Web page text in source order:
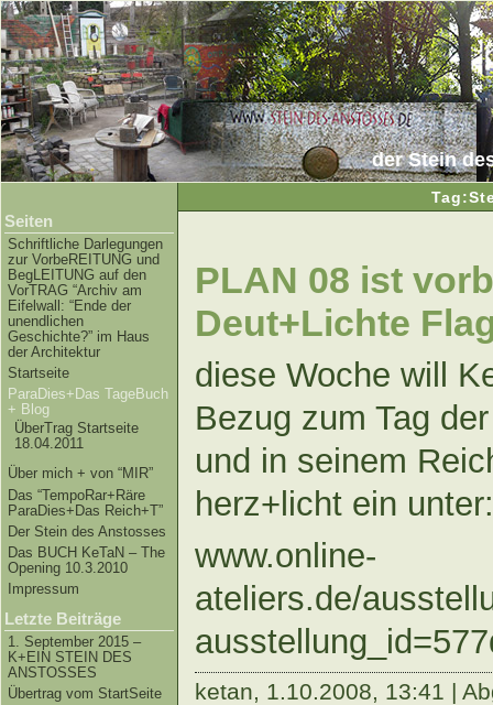
der Stein
Seiten
Schriftliche Darlegungen
zur VorbeREITUNG und
BegLEITUNG auf den
VorTRAG “Archiv am
Eifelwall: “Ende der
unendlichen
Geschichte?” im Haus
der Architektur
Startseite
ParaDies+Das TageBuch
+ Blog
ÜberTrag Startseite
18.04.2011
Über mich + von “MIR”
Das “TempoRar+Räre
ParaDies+Das Reich+T”
Der Stein des Anstosses
Das BUCH KeTaN – The
Opening 10.3.2010
Impressum
Letzte Beiträge
1. September 2015 –
K+EIN STEIN DES
ANSTOSSES
Übertrag vom StartSeite
PLAN 08 ist
Deut+Lichte
diese Woche will
Bezug zum Tag
und in seinem
herz+licht ein unter:
www.online-
ateliers.de/
ketan, 1.10.2008, 13:41 |